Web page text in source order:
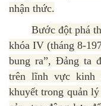
nhận thức.
Bước đột phá
khóa IV (tháng 8-
bung ra”, Đảng ta
trên lĩnh vực kinh
khuyết trong quản